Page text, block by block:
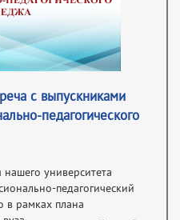
с выпускниками
педагогического
университета
педагогический
в рамках плана